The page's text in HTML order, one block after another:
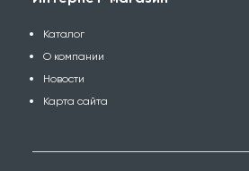
Каталог
О компании
Новости
Карта сайта